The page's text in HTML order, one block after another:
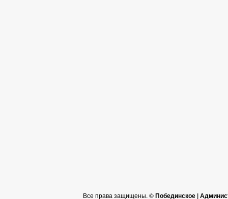
Все права защищены. ©Побединское |